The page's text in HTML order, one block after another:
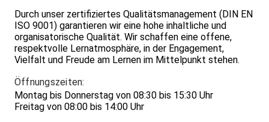
Durch unser zertifiziertes Qualitätsmanagement (DIN EN
ISO 9001) garantieren wir eine hohe inhaltliche und
organisatorische Qualität. Wir schaffen eine offene,
respektvolle Lernatmosphäre, in der Engagement,
Vielfalt und Freude am Lernen im Mittelpunkt stehen.
Öffnungszeiten:
Montag bis Donnerstag von 08:30 bis 15:30 Uhr
Freitag von 08:00 bis 14:00 Uhr